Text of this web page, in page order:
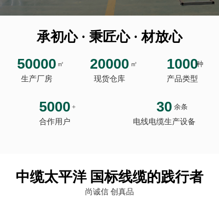
承初心 · 秉匠心 · 材放心
50000 ㎡
生产厂房
20000 ㎡
现货仓库
1000种
产品类型
5000 +
合作用户
30 余条
电线电缆生产设备
中缆太平洋 国标线缆的践行者
尚诚信 创真品